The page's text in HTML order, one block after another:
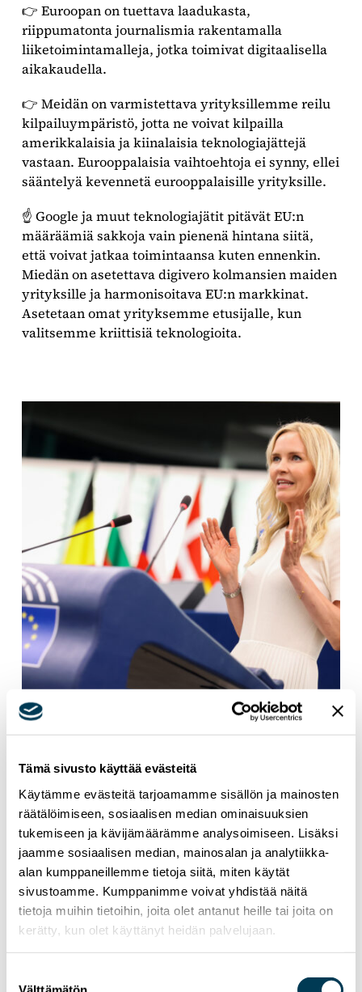
Tämä sivusto käyttää evästeitä
Käytämme evästeitä tarjoamamme sisällön ja mainosten
räätälöimiseen, sosiaalisen median ominaisuuksien
tukemiseen ja kävijämäärämme analysoimiseen. Lisäksi
jaamme sosiaalisen median, mainosalan ja analytiikka-
alan kumppaneillemme tietoja siitä, miten käytät
sivustoamme. Kumppanimme voivat yhdistää näitä
tietoja muihin tietoihin, joita olet antanut heille tai joita on
kerätty, kun olet käyttänyt heidän palvelujaan.
👉 Euroopan on tuettava laadukasta,
riippumatonta journalismia rakentamalla
liiketoimintamalleja, jotka toimivat digitaalisella
aikakaudella.
👉 Meidän on varmistettava yrityksillemme reilu
kilpailuympäristö, jotta ne voivat kilpailla
amerikkalaisia ja kiinalaisia teknologiajättejä
vastaan. Eurooppalaisia vaihtoehtoja ei synny, ellei
sääntelyä kevennetä eurooppalaisille yrityksille.
☝️ Google ja muut teknologiajätit pitävät EU:n
määräämiä sakkoja vain pienenä hintana siitä,
että voivat jatkaa toimintaansa kuten ennenkin.
Miedän on asetettava digivero kolmansien maiden
yrityksille ja harmonisoitava EU:n markkinat.
Asetetaan omat yrityksemme etusijalle, kun
valitsemme kriittisiä teknologioita.
15.7.2026 UUTISET
Aura Sallan uutiskirje | Heinäkuu 2026